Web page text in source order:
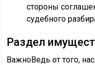
стороны
судебного
Раздел
ВажноВедь от того,